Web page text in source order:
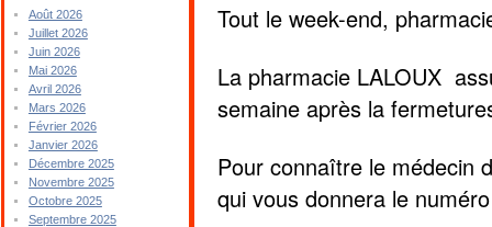
Août 2026
Juillet 2026
Juin 2026
Mai 2026
Avril 2026
Mars 2026
Février 2026
Janvier 2026
Décembre 2025
Novembre 2025
Octobre 2025
Septembre 2025
Tout le week-end,
La pharmacie LALOUX
semaine après la
Pour connaître le médecin
qui vous donnera le